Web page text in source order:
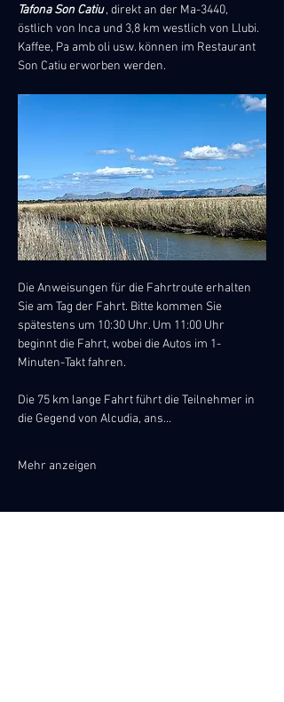
Tafona Son Catiu , direkt an der Ma-3440,
östlich von Inca und 3,8 km westlich von Llubi.
Kaffee, Pa amb oli usw. können im Restaurant
Son Catiu erworben werden.
Die Anweisungen für die Fahrtroute erhalten
Sie am Tag der Fahrt. Bitte kommen Sie
spätestens um 10:30 Uhr. Um 11:00 Uhr
beginnt die Fahrt, wobei die Autos im 1-
Minuten-Takt fahren.
Die 75 km lange Fahrt führt die Teilnehmer in
die Gegend von Alcudia, ans…
Mehr anzeigen